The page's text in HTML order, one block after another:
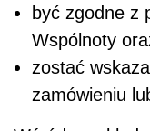
być zgodne z
Wspólnoty
zostać
zamówieniu